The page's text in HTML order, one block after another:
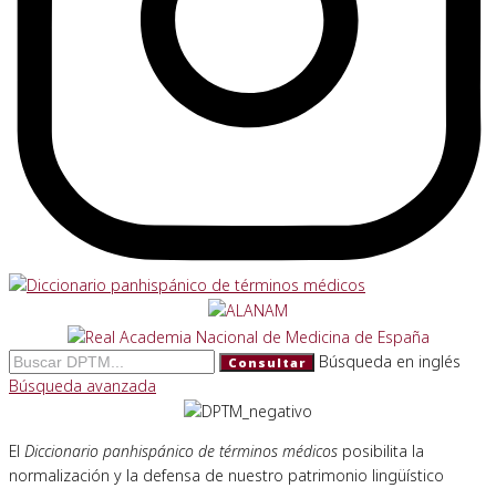
Consultar
Búsqueda en inglés
Búsqueda avanzada
El Diccionario panhispánico de términos médicos posibilita la
normalización y la defensa de nuestro patrimonio lingüístico